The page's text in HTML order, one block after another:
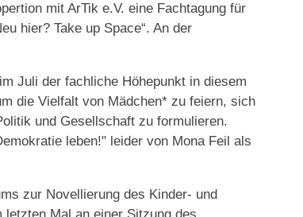
mit ArTik e.V. eine Fachtagung für
hier? Take up Space“. An der
Juli der fachliche Höhepunkt in diesem
die Vielfalt von Mädchen* zu feiern, sich
und Gesellschaft zu formulieren.
leben!" leider von Mona Feil als
zur Novellierung des Kinder- und